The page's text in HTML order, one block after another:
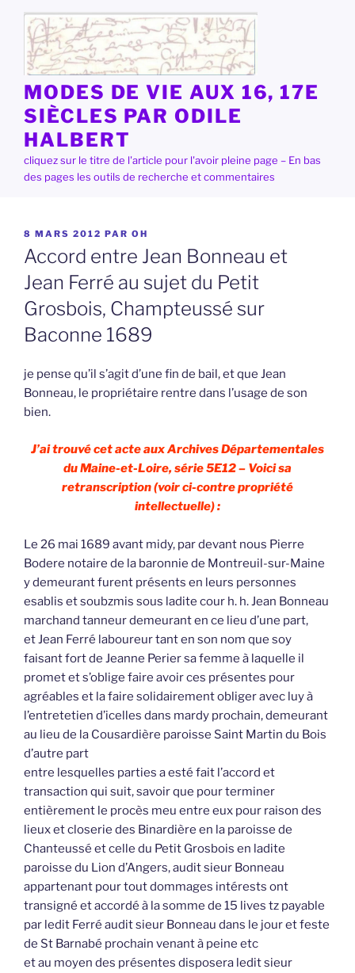
contenu
principal
MODES DE VIE AUX 16, 17E
SIÈCLES PAR ODILE
HALBERT
cliquez sur le titre de l'article pour l'avoir pleine page – En bas
des pages les outils de recherche et commentaires
PUBLIÉ
LE
8 MARS 2012 PAR OH
Accord entre Jean Bonneau et
Jean Ferré au sujet du Petit
Grosbois, Champteussé sur
Baconne 1689
je pense qu’il s’agit d’une fin de bail, et que Jean
Bonneau, le propriétaire rentre dans l’usage de son
bien.
J’ai trouvé cet acte aux Archives Départementales
du Maine-et-Loire, série 5E12 – Voici sa
retranscription (voir ci-contre propriété
intellectuelle) :
Le 26 mai 1689 avant midy, par devant nous Pierre
Bodere notaire de la baronnie de Montreuil-sur-Maine
y demeurant furent présents en leurs personnes
esablis et soubzmis sous ladite cour h. h. Jean Bonneau
marchand tanneur demeurant en ce lieu d’une part,
et Jean Ferré laboureur tant en son nom que soy
faisant fort de Jeanne Perier sa femme à laquelle il
promet et s’oblige faire avoir ces présentes pour
agréables et la faire solidairement obliger avec luy à
l’entretetien d’icelles dans mardy prochain, demeurant
au lieu de la Cousardière paroisse Saint Martin du Bois
d’autre part
entre lesquelles parties a esté fait l’accord et
transaction qui suit, savoir que pour terminer
entièrement le procès meu entre eux pour raison des
lieux et closerie des Binardière en la paroisse de
Chanteussé et celle du Petit Grosbois en ladite
paroisse du Lion d’Angers, audit sieur Bonneau
appartenant pour tout dommages intérests ont
transigné et accordé à la somme de 15 lives tz payable
par ledit Ferré audit sieur Bonneau dans le jour et feste
de St Barnabé prochain venant à peine etc
et au moyen des présentes disposera ledit sieur